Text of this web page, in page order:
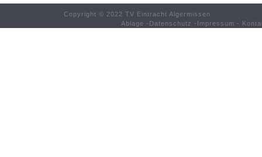
Copyright © 2022 TV Eintracht Algermissen
Ablage - Datenschutz - Impressum -